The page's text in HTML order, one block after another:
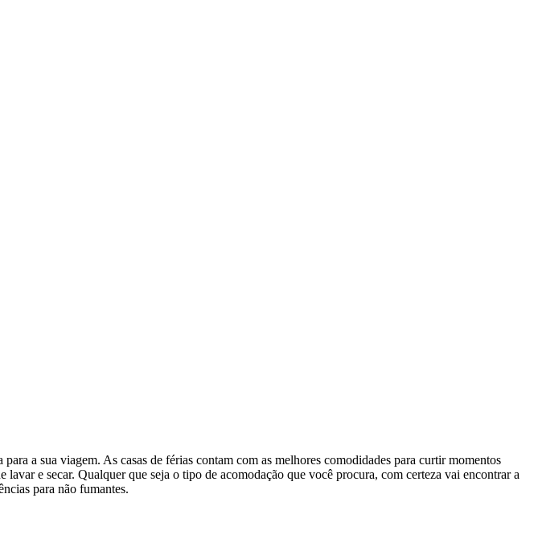
a sua viagem. As casas de férias contam com as melhores comodidades para curtir momentos
e secar. Qualquer que seja o tipo de acomodação que você procura, com certeza vai encontrar a
para não fumantes.